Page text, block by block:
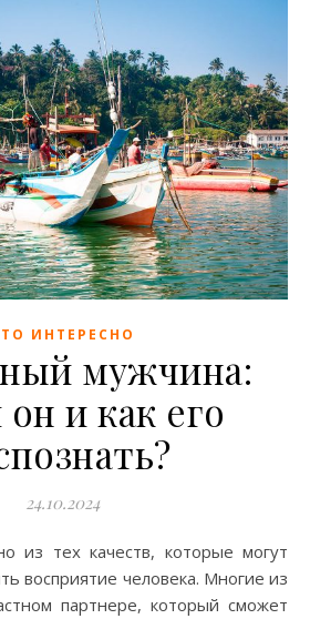
ИНТЕРЕСНО
мужчина:
и как его
24.10.2024
восприятие человека. Многие из
партнере, который сможет